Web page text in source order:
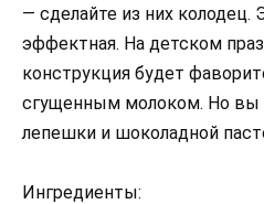
— сделайте из них колодец.
эффектная. На детском
конструкция будет
сгущенным молоком. Но вы
лепешки и шоколадной
Ингредиенты: